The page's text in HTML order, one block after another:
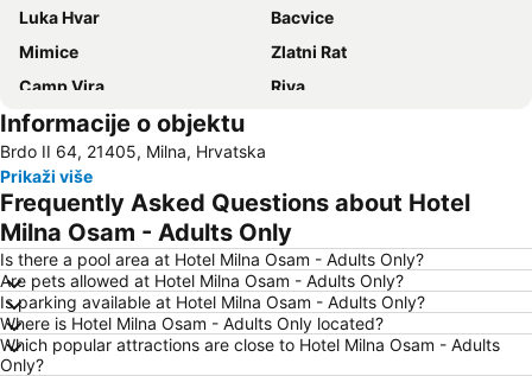
Luka Hvar
Bacvice
Mimice
Zlatni Rat
Camp Vira
Riva
Vrboska
Pakleni Otoci
Srebrna Vrata
Stobreč
Pučišća
Zračna Luka Split
Romanski grad Trogir
Grada Trogira
Donja Luka
Informacije o objektu
Brdo II 64, 21405, Milna, Hrvatska
Prikaži više
Frequently Asked Questions about Hotel
Milna Osam - Adults Only
Is there a pool area at Hotel Milna Osam - Adults Only?
Are pets allowed at Hotel Milna Osam - Adults Only?
Is parking available at Hotel Milna Osam - Adults Only?
Where is Hotel Milna Osam - Adults Only located?
Which popular attractions are close to Hotel Milna Osam - Adults
Only?